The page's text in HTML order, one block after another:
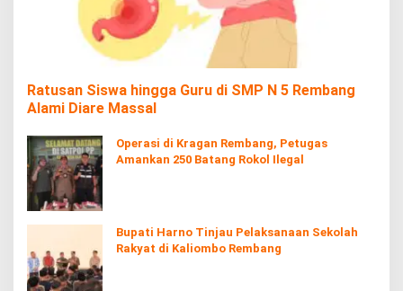
Ratusan Siswa hingga Guru di SMP N 5 Rembang
Alami Diare Massal
Operasi di Kragan Rembang, Petugas
Amankan 250 Batang Rokol Ilegal
Bupati Harno Tinjau Pelaksanaan Sekolah
Rakyat di Kaliombo Rembang